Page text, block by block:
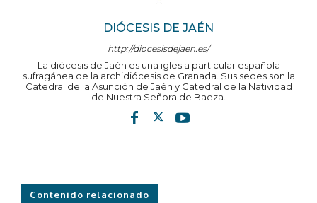
DIÓCESIS DE JAÉN
http://diocesisdejaen.es/
La diócesis de Jaén es una iglesia particular española
sufragánea de la archidiócesis de Granada. Sus sedes son la
Catedral de la Asunción de Jaén y Catedral de la Natividad
de Nuestra Señora de Baeza.
Contenido relacionado